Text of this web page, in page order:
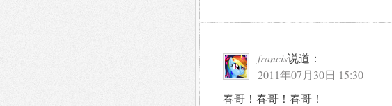
francis说道：
2011年07月30日 15:30
春哥！春哥！春哥！